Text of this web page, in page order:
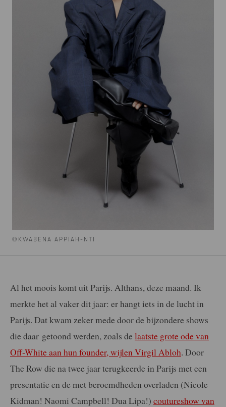
©KWABENA APPIAH-NTI
Al het moois komt uit Parijs. Althans, deze maand. Ik
merkte het al vaker dit jaar: er hangt iets in de lucht in
Parijs. Dat kwam zeker mede door de bijzondere shows
die daar getoond werden, zoals de laatste grote ode van
Off-White aan hun founder, wijlen Virgil Abloh. Door
The Row die na twee jaar terugkeerde in Parijs met een
presentatie en de met beroemdheden overladen (Nicole
Kidman! Naomi Campbell! Dua Lipa!) coutureshow van